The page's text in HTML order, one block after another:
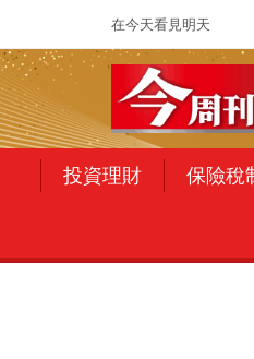
在今天看見明天
投資理財 保險稅